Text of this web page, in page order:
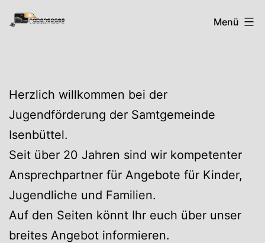
Zum
Inhalt
RabenspassMenü
Herzlich willkommen bei der
Jugendförderung der Samtgemeinde
Isenbüttel.
Seit über 20 Jahren sind wir kompetenter
Ansprechpartner für Angebote für Kinder,
Jugendliche und Familien.
Auf den Seiten könnt Ihr euch über unser
breites Angebot informieren.